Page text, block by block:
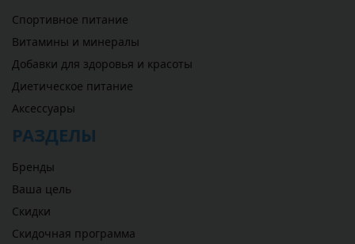
Спортивное питание
Витамины и минералы
Добавки для здоровья и красоты
Диетическое питание
Аксессуары
РАЗДЕЛЫ
Бренды
Ваша цель
Скидки
Скидочная программа